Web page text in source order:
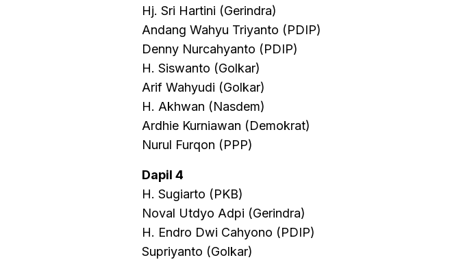
Hj. Sri Hartini (Gerindra)
Andang Wahyu Triyanto (PDIP)
Denny Nurcahyanto (PDIP)
H. Siswanto (Golkar)
Arif Wahyudi (Golkar)
H. Akhwan (Nasdem)
Ardhie Kurniawan (Demokrat)
Nurul Furqon (PPP)
Dapil 4
H. Sugiarto (PKB)
Noval Utdyo Adpi (Gerindra)
H. Endro Dwi Cahyono (PDIP)
Supriyanto (Golkar)